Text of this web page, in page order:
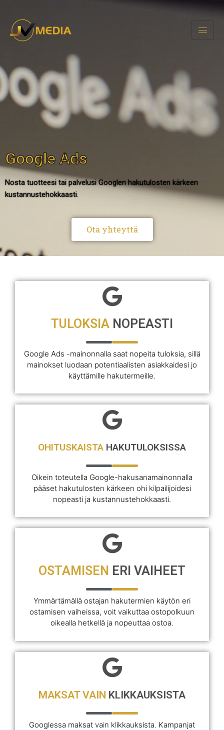
Google Ads
Nosta tuotteesi tai palvelusi Googlen hakutulosten kärkeen
kustannustehokkaasti.
Ota yhteyttä
TULOKSIA NOPEASTI
Google Ads -mainonnalla saat nopeita tuloksia, sillä
mainokset luodaan potentiaalisten asiakkaidesi jo
käyttämille hakutermeille.
OHITUSKAISTA HAKUTULOKSISSA
Oikein toteutella Google-hakusanamainonnalla
pääset hakutulosten kärkeen ohi kilpailijoidesi
nopeasti ja kustannustehokkaasti.
OSTAMISEN ERI VAIHEET
Ymmärtämällä ostajan hakutermien käytön eri
ostamisen vaiheissa, voit vaikuttaa ostopolkuun
oikealla hetkellä ja nopeuttaa ostoa.
MAKSAT VAIN KLIKKAUKSISTA
Googlessa maksat vain klikkauksista. Kampanjat